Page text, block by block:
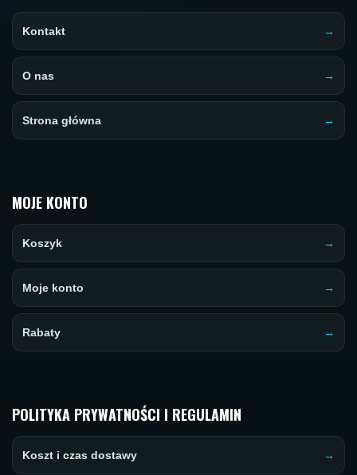
Kontakt
O nas
Strona główna
MOJE KONTO
Koszyk
Moje konto
Rabaty
POLITYKA PRYWATNOŚCI I REGULAMIN
Koszt i czas dostawy